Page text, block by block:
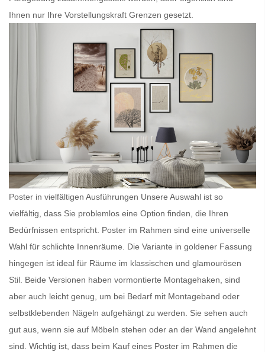
Ihnen nur Ihre Vorstellungskraft Grenzen gesetzt.
Poster in vielfältigen Ausführungen Unsere Auswahl ist so
vielfältig, dass Sie problemlos eine Option finden, die Ihren
Bedürfnissen entspricht. Poster im Rahmen sind eine universelle
Wahl für schlichte Innenräume. Die Variante in goldener Fassung
hingegen ist ideal für Räume im klassischen und glamourösen
Stil. Beide Versionen haben vormontierte Montagehaken, sind
aber auch leicht genug, um bei Bedarf mit Montageband oder
selbstklebenden Nägeln aufgehängt zu werden. Sie sehen auch
gut aus, wenn sie auf Möbeln stehen oder an der Wand angelehnt
sind. Wichtig ist, dass beim Kauf eines Poster im Rahmen die